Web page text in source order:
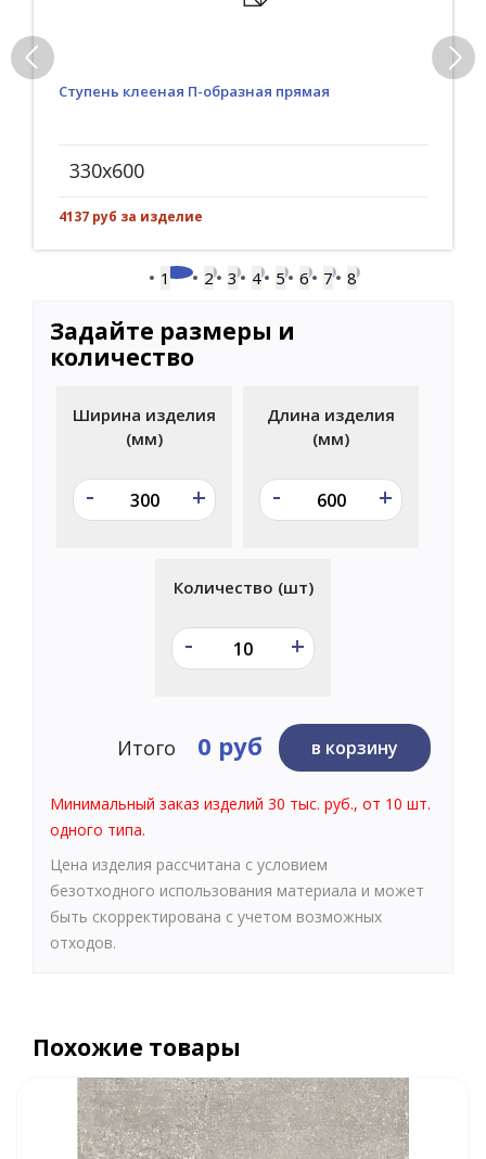
Ступень клееная П-образная прямая
330x600
4137 руб за изделие
1 2 3 4 5 6 7 8
Задайте размеры и
количество
Ширина изделия
(мм)
- +
Длина изделия
(мм)
- +
Количество (шт)
- +
Итого 0 руб в корзину
Минимальный заказ изделий 30 тыс. руб., от 10 шт.
одного типа.
Цена изделия рассчитана с условием
безотходного использования материала и может
быть скорректирована с учетом возможных
отходов.
Похожие товары